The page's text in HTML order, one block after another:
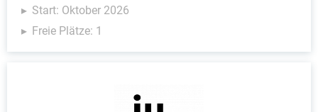
Start: Oktober 2026
Freie Plätze: 1